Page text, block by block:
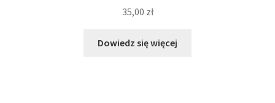
35,00 zł
Dowiedz się więcej